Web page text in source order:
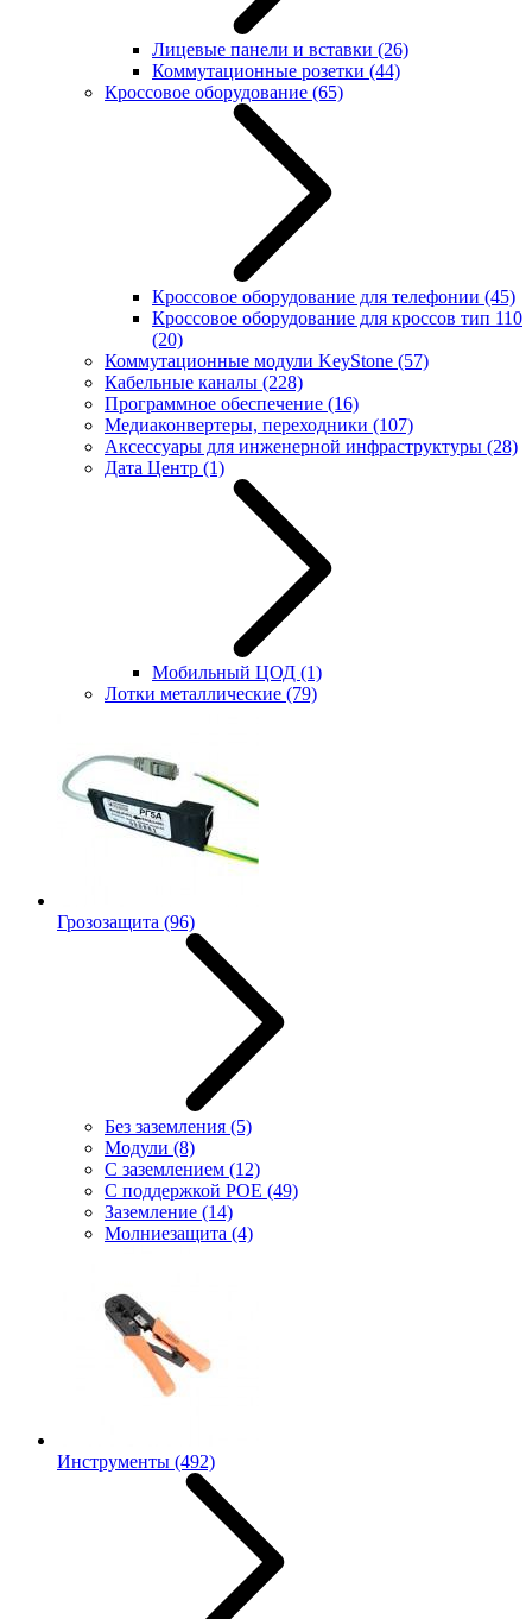
Лицевые панели и вставки (26)
Коммутационные розетки (44)
Кроссовое оборудование (65)
Кроссовое оборудование для телефонии (45)
Кроссовое оборудование для кроссов тип 110
(20)
Коммутационные модули KeyStone (57)
Кабельные каналы (228)
Программное обеспечение (16)
Медиаконвертеры, переходники (107)
Аксессуары для инженерной инфраструктуры (28)
Дата Центр (1)
Мобильный ЦОД (1)
Лотки металлические (79)
Грозозащита (96)
Без заземления (5)
Модули (8)
С заземлением (12)
С поддержкой POE (49)
Заземление (14)
Молниезащита (4)
Инструменты (492)